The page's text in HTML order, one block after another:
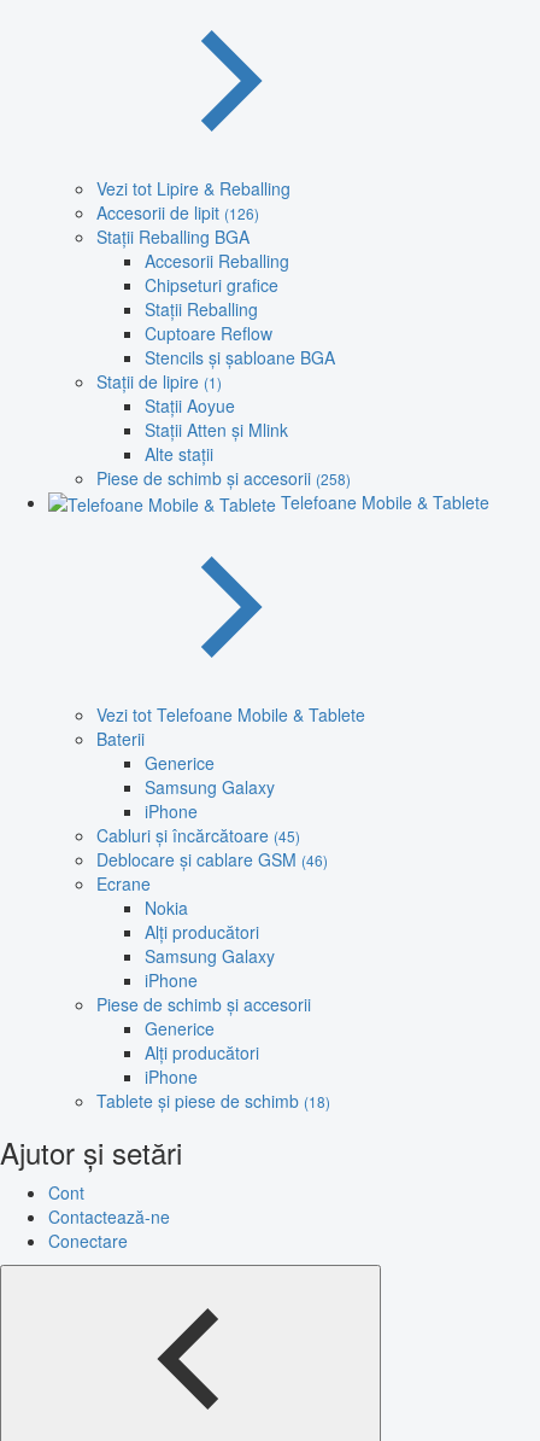
Vezi tot Lipire & Reballing
Accesorii de lipit (126)
Stații Reballing BGA
Accesorii Reballing
Chipseturi grafice
Stații Reballing
Cuptoare Reflow
Stencils și șabloane BGA
Stații de lipire (1)
Stații Aoyue
Stații Atten și Mlink
Alte stații
Piese de schimb și accesorii (258)
Telefoane Mobile & Tablete
Vezi tot Telefoane Mobile & Tablete
Baterii
Generice
Samsung Galaxy
iPhone
Cabluri și încărcătoare (45)
Deblocare și cablare GSM (46)
Ecrane
Nokia
Alți producători
Samsung Galaxy
iPhone
Piese de schimb și accesorii
Generice
Alți producători
iPhone
Tablete și piese de schimb (18)
Ajutor și setări
Cont
Contactează-ne
Conectare